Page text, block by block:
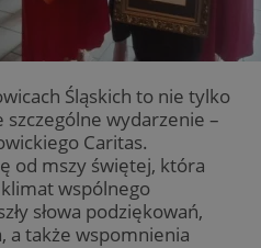
Śląskich to nie tylko
szczególne wydarzenie –
Caritas.
od mszy świętej, która
wspólnego
słowa podziękowań,
a także wspomnienia